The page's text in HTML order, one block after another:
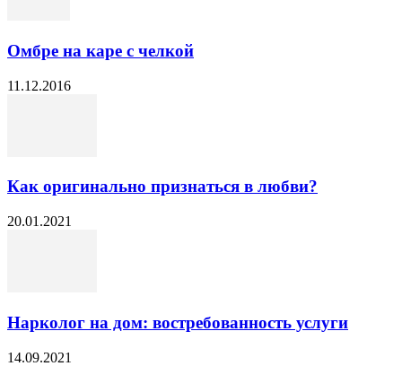
Омбре на каре с челкой
11.12.2016
Как оригинально признаться в любви?
20.01.2021
Нарколог на дом: востребованность услуги
14.09.2021